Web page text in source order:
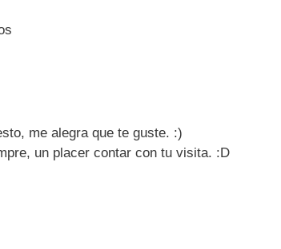
me alegra que te guste. :)
un placer contar con tu visita. :D